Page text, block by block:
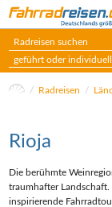
geführt oder individuell
Radreisen
Rioja
Die berühmte
traumhafter Landschaft.
inspirierende